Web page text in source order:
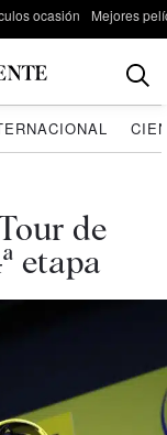
ocasión Mejores
de
etapa